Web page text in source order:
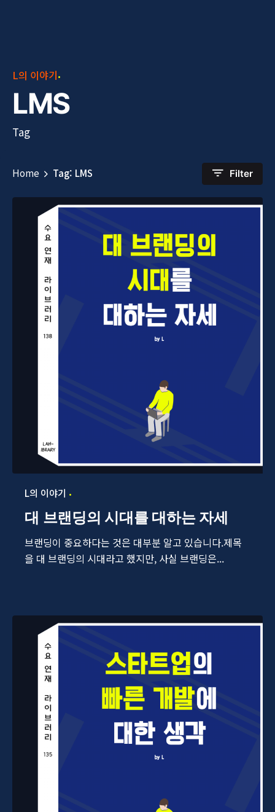
L의 이야기
LMS
Tag
Home Tag: LMS Filter
L의 이야기
대 브랜딩의 시대를 대하는 자세
브랜딩이 중요하다는 것은 대부분 알고 있습니다.제목
을 대 브랜딩의 시대라고 했지만, 사실 브랜딩은...